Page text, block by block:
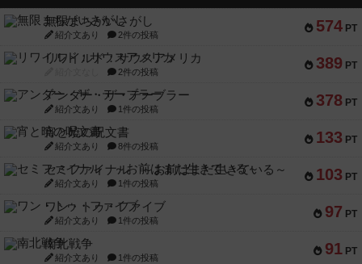
574 PT
無限まちがいさがし
紹介文あり 2件の投稿
389 PT
リワイルド：サウスアメリカ
2件の投稿
378 PT
アンダー・ザ・テーブラー
紹介文あり 1件の投稿
133 PT
宵と暁の呪文書
紹介文あり 8件の投稿
103 PT
セミファイナル ～お前はまだ生きている～
紹介文あり 1件の投稿
97 PT
ワン・トゥ・ファイブ
紹介文あり 1件の投稿
91 PT
南北戦争
紹介文あり 1件の投稿